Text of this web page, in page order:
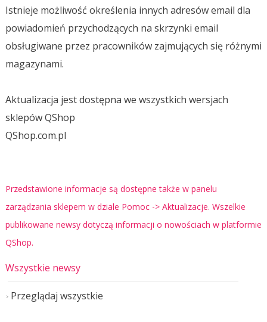
Wszystkie newsy
Przeglądaj wszystkie
Istnieje możliwość określenia innych adresów email dla
powiadomień przychodzących na skrzynki email
obsługiwane przez pracowników zajmujących się różnymi
magazynami.
Aktualizacja jest dostępna we wszystkich wersjach
sklepów QShop
QShop.com.pl
Przedstawione informacje są dostępne także w panelu
zarządzania sklepem w dziale Pomoc -> Aktualizacje. Wszelkie
publikowane newsy dotyczą informacji o nowościach w platformie
QShop.